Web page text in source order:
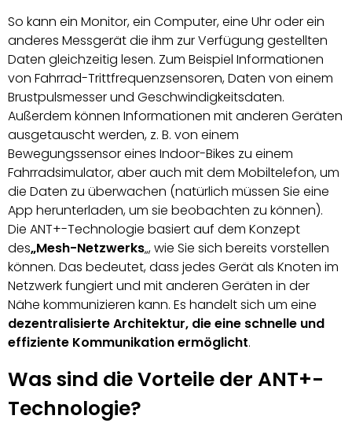
So kann ein Monitor, ein Computer, eine Uhr oder ein
anderes Messgerät die ihm zur Verfügung gestellten
Daten gleichzeitig lesen. Zum Beispiel Informationen
von Fahrrad-Trittfrequenzsensoren, Daten von einem
Brustpulsmesser und Geschwindigkeitsdaten.
Außerdem können Informationen mit anderen Geräten
ausgetauscht werden, z. B. von einem
Bewegungssensor eines Indoor-Bikes zu einem
Fahrradsimulator, aber auch mit dem Mobiltelefon, um
die Daten zu überwachen (natürlich müssen Sie eine
App herunterladen, um sie beobachten zu können).
Die ANT+-Technologie basiert auf dem Konzept
des„Mesh-Netzwerks„, wie Sie sich bereits vorstellen
können. Das bedeutet, dass jedes Gerät als Knoten im
Netzwerk fungiert und mit anderen Geräten in der
Nähe kommunizieren kann. Es handelt sich um eine
dezentralisierte Architektur, die eine schnelle und
effiziente Kommunikation ermöglicht.
Was sind die Vorteile der ANT+-
Technologie?